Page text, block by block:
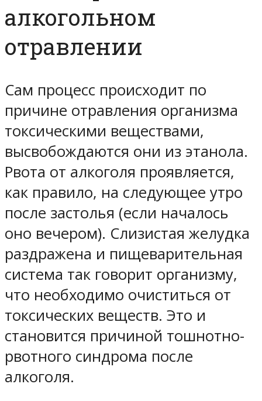
алкогольном
отравлении
Сам процесс происходит по
причине отравления организма
токсическими веществами,
высвобождаются они из этанола.
Рвота от алкоголя проявляется,
как правило, на следующее утро
после застолья (если началось
оно вечером). Слизистая желудка
раздражена и пищеварительная
система так говорит организму,
что необходимо очиститься от
токсических веществ. Это и
становится причиной тошнотно-
рвотного синдрома после
алкоголя.